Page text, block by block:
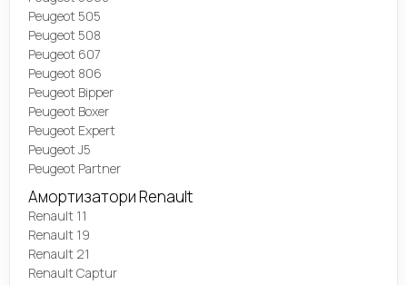
Peugeot 505
Peugeot 508
Peugeot 607
Peugeot 806
Peugeot Bipper
Peugeot Boxer
Peugeot Expert
Peugeot J5
Peugeot Partner
Амортизатори Renault
Renault 11
Renault 19
Renault 21
Renault Captur